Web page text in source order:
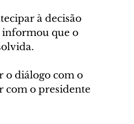
à decisão
informou que o
o diálogo com o
com o presidente